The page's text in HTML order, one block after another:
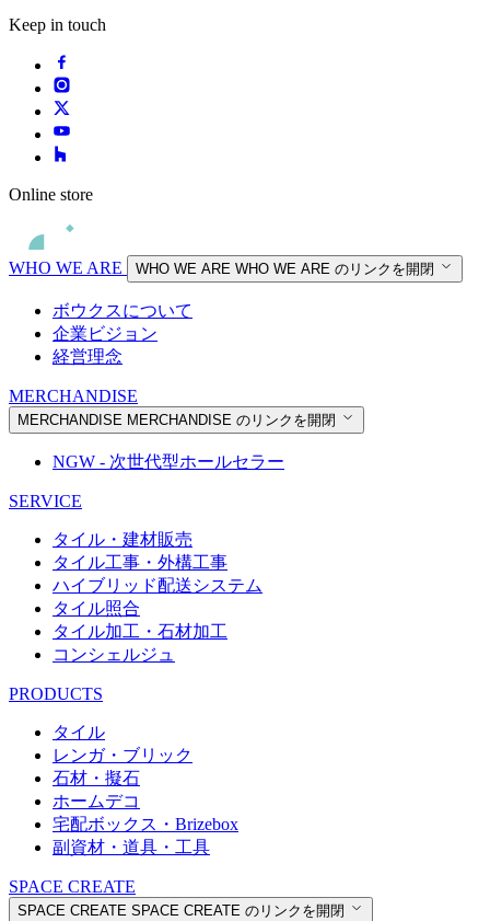
Keep in touch
Online store
WHO WE ARE WHO WE ARE WHO WE ARE のリンクを開閉
ボウクスについて
企業ビジョン
経営理念
MERCHANDISE
MERCHANDISE MERCHANDISE のリンクを開閉
NGW - 次世代型ホールセラー
SERVICE
タイル・建材販売
タイル工事・外構工事
ハイブリッド配送システム
タイル照合
タイル加工・石材加工
コンシェルジュ
PRODUCTS
タイル
レンガ・ブリック
石材・擬石
ホームデコ
宅配ボックス・Brizebox
副資材・道具・工具
SPACE CREATE
SPACE CREATE SPACE CREATE のリンクを開閉